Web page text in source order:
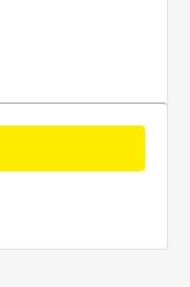
Facility